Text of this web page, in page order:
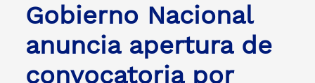
Gobierno Nacional
anuncia apertura de
convocatoria por